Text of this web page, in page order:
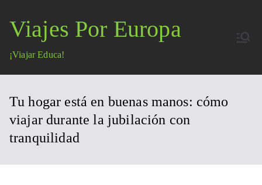
contenido
Viajes Por Europa
¡Viajar Educa!
Tu hogar está en buenas manos: cómo
viajar durante la jubilación con
tranquilidad